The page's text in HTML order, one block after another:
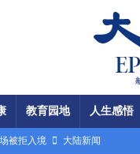
教育园地 人生感悟
被拒入境 大陆新闻